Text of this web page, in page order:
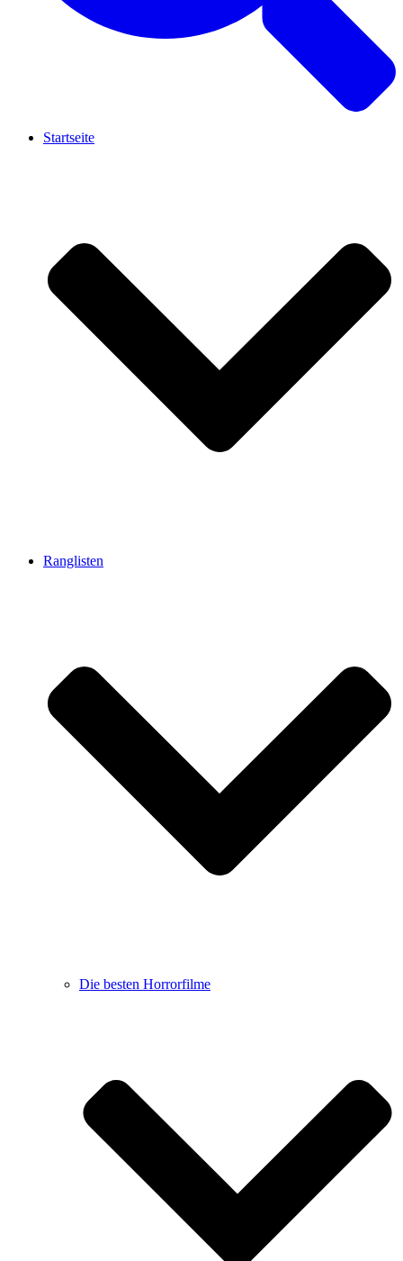
Startseite
Ranglisten
Die besten Horrorfilme